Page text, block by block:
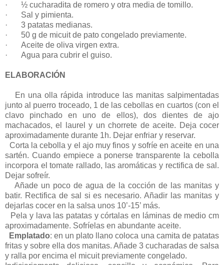
·
½ cucharadita de romero y otra media de tomillo.
·
Sal y pimienta.
·
3 patatas medianas.
·
50 g de micuit de pato congelado previamente.
·
Aceite de oliva virgen extra.
·
Agua para cubrir el guiso.
ELABORACIÓN
En una olla rápida introduce las manitas salpimentadas
junto al puerro troceado, 1 de las cebollas en cuartos (con el
clavo pinchado en uno de ellos), dos dientes de ajo
machacados, el laurel y un chorrete de aceite. Deja cocer
aproximadamente durante 1h. Dejar enfriar y reservar.
Corta la cebolla y el ajo muy finos y sofríe en aceite en una
sartén. Cuando empiece a ponerse transparente la cebolla
incorpora el tomate rallado, las aromáticas y rectifica de sal.
Dejar sofreír.
Añade un poco de agua de la cocción de las manitas y
batir. Rectifica de sal si es necesario. Añadir las manitas y
dejarlas cocer en la salsa unos 10’-15’ más.
Pela y lava las patatas y córtalas en láminas de medio cm
aproximadamente. Sofríelas en abundante aceite.
Emplatado: en un plato llano coloca una camita de patatas
fritas y sobre ella dos manitas. Añade 3 cucharadas de salsa
y ralla por encima el micuit previamente congelado.